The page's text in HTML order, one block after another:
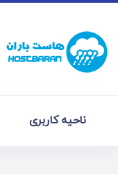
ناحیه کاربری